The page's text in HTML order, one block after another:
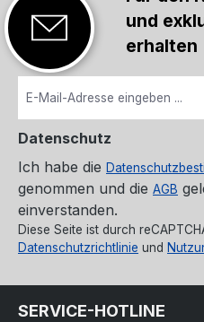
und
erhalten
Datenschutz
Ich habe die
genommen und die AGB
einverstanden.
Diese Seite ist durch
Datenschutzrichtlinie und
SERVICE-HOTLINE